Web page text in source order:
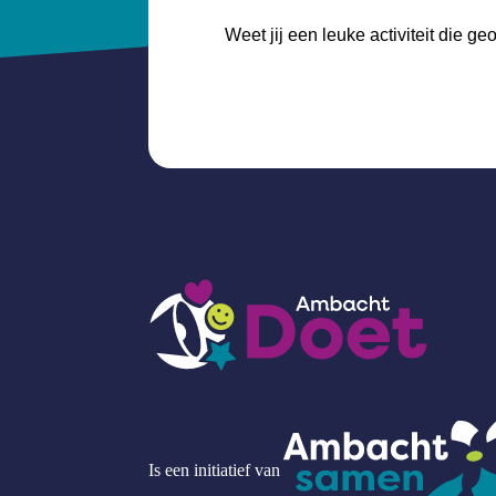
Weet jij een leuke activiteit die
Is een initiatief van